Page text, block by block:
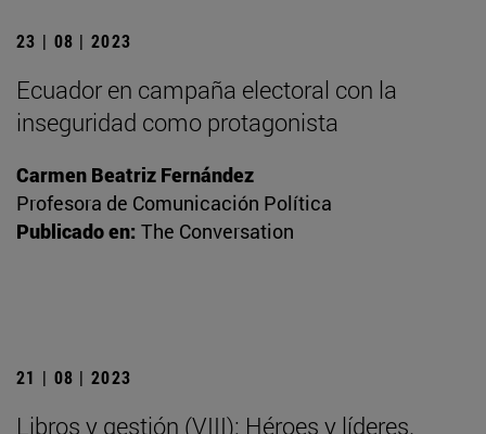
23 | 08 | 2023
Ecuador en campaña electoral con la
inseguridad como protagonista
Carmen Beatriz Fernández
Profesora de Comunicación Política
Publicado en: The Conversation
21 | 08 | 2023
Libros y gestión (VIII): Héroes y líderes.